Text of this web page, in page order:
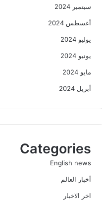
سبتمبر 2024
أغسطس 2024
يوليو 2024
يونيو 2024
مايو 2024
أبريل 2024
Categories
English news
أخبار العالم
اخر الاخبار